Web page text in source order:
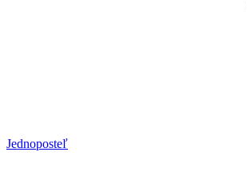
Jednoposteľ